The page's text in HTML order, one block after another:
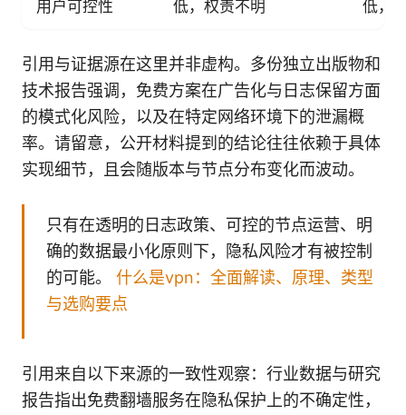
用户可控性 低，权责不明 低，
引用与证据源在这里并非虚构。多份独立出版物和
技术报告强调，免费方案在广告化与日志保留方面
的模式化风险，以及在特定网络环境下的泄漏概
率。请留意，公开材料提到的结论往往依赖于具体
实现细节，且会随版本与节点分布变化而波动。
只有在透明的日志政策、可控的节点运营、明
确的数据最小化原则下，隐私风险才有被控制
的可能。 什么是vpn：全面解读、原理、类型
与选购要点
引用来自以下来源的一致性观察：行业数据与研究
报告指出免费翻墙服务在隐私保护上的不确定性，